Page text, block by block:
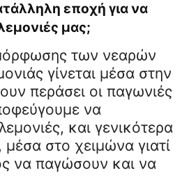
εποχή για να
μας;
των νεαρών
γίνεται μέσα στην
περάσει οι παγωνιές
να
και γενικότερα
μέσα στο χειμώνα γιατί
να παγώσουν και να